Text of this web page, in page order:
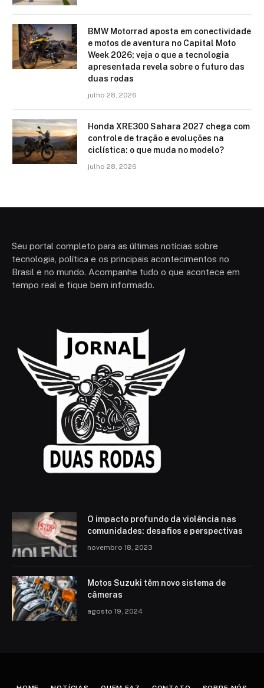
BMW Motorrad aposta em conectividade
e motos de aventura no Capital Moto
Week 2026; veja o que a tecnologia
apresentada revela sobre o futuro das
duas rodas
julho 28, 2026
Honda XRE300 Sahara 2027 chega com
controle de tração e evoluções na
ciclística: o que muda no modelo?
julho 28, 2026
Seu portal completo para as últimas notícias sobre
tecnologia, política e os principais acontecimentos no
Brasil e no mundo. Acompanhe tudo o que acontece em
tempo real e fique bem informado.
O impacto profundo da violência nas
comunidades: desafios e perspectivas
novembro 18, 2023
Motos Suzuki têm novo sistema de
câmeras
agosto 19, 2024